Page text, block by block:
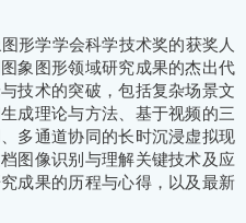
形学学会科学技术奖的获奖人
象图形领域研究成果的杰出代
技术的突破，包括复杂场景文
成理论与方法、基于视频的三
多通道协同的长时沉浸虚拟现
图像识别与理解关键技术及应
成果的历程与心得，以及最新